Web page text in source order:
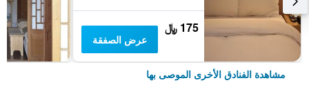
175 ﷼
عرض الصفقة
مشاهدة الفنادق الأخرى الموصى بها